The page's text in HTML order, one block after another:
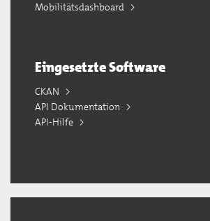
Mobilitätsdashboard
Eingesetzte Software
CKAN
API Dokumentation
API-Hilfe